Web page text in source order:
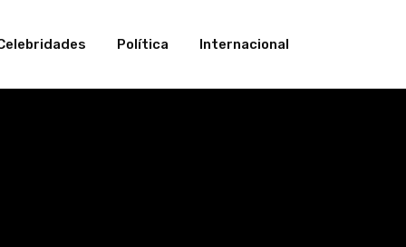
Política Internacional